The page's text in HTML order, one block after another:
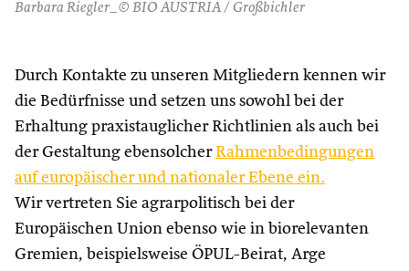
Barbara Riegler_© BIO AUSTRIA / Großbichler
Durch Kontakte zu unseren Mitgliedern kennen wir
die Bedürfnisse und setzen uns sowohl bei der
Erhaltung praxistauglicher Richtlinien als auch bei
der Gestaltung ebensolcher Rahmenbedingungen
auf europäischer und nationaler Ebene ein.
Wir vertreten Sie agrarpolitisch bei der
Europäischen Union ebenso wie in biorelevanten
Gremien, beispielsweise ÖPUL-Beirat, Arge